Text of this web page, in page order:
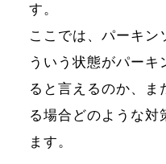
す。
ここでは、パーキン
ういう状態がパーキ
ると言えるのか、ま
る場合どのような対
ます。